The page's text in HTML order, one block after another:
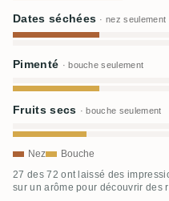
Dates séchées · nez seulement
Pimenté · bouche seulement
Fruits secs · bouche seulement
Nez Bouche
27 des 72 ont laissé des
sur un arôme pour découvrir des